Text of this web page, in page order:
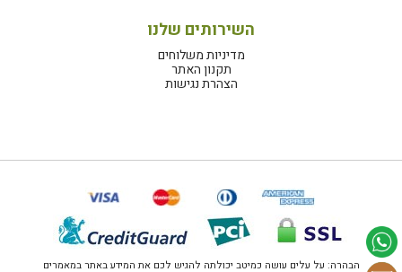
השירותים שלנו
מדיניות משלוחים
תקנון האתר
הצהרת נגישות
הבהרה: על עלים עושה כמיטב יכולתה להגיש לכם את המידע באתר במאמרים